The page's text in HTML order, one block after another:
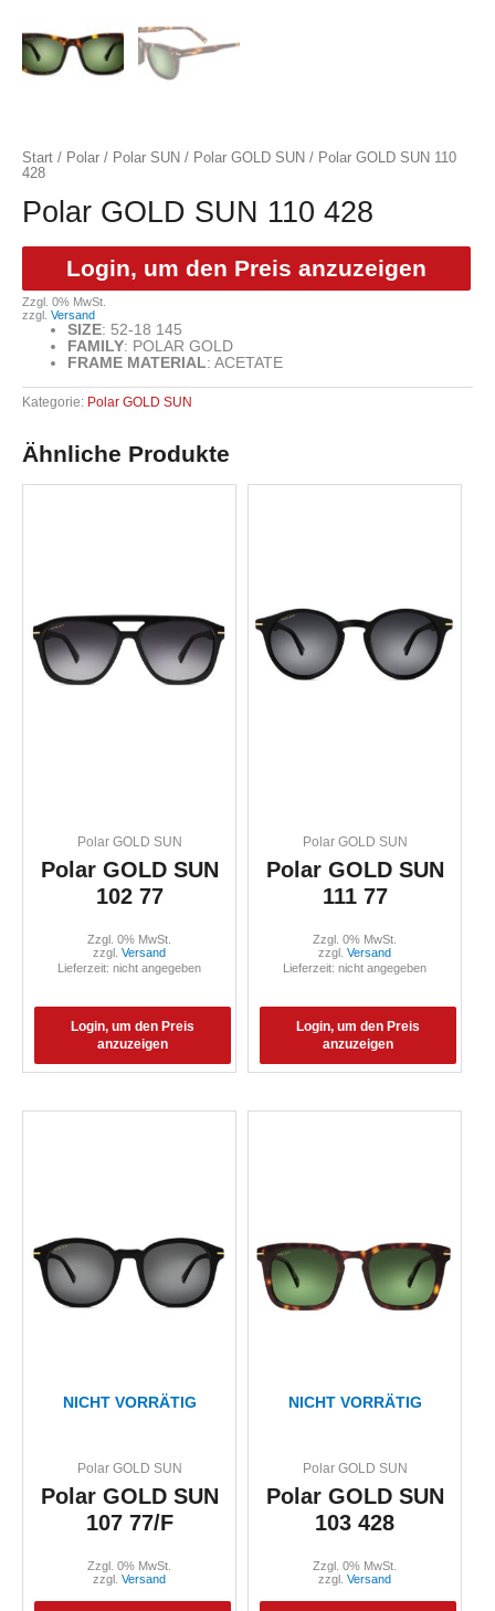
Start / Polar / Polar SUN / Polar GOLD SUN / Polar GOLD SUN 110
428
Polar GOLD SUN 110 428
Login, um den Preis anzuzeigen
Zzgl. 0% MwSt.
zzgl. Versand
SIZE: 52-18 145
FAMILY: POLAR GOLD
FRAME MATERIAL: ACETATE
Kategorie: Polar GOLD SUN
Ähnliche Produkte
Polar GOLD SUN
Polar GOLD SUN
102 77
Login, um den Preis
anzuzeigen
Zzgl. 0% MwSt.
zzgl. Versand
Lieferzeit: nicht angegeben
Polar GOLD SUN
Polar GOLD SUN
111 77
Login, um den Preis
anzuzeigen
Zzgl. 0% MwSt.
zzgl. Versand
Lieferzeit: nicht angegeben
NICHT VORRÄTIG
Polar GOLD SUN
Polar GOLD SUN
107 77/F
Zzgl. 0% MwSt.
zzgl. Versand
NICHT VORRÄTIG
Polar GOLD SUN
Polar GOLD SUN
103 428
Zzgl. 0% MwSt.
zzgl. Versand